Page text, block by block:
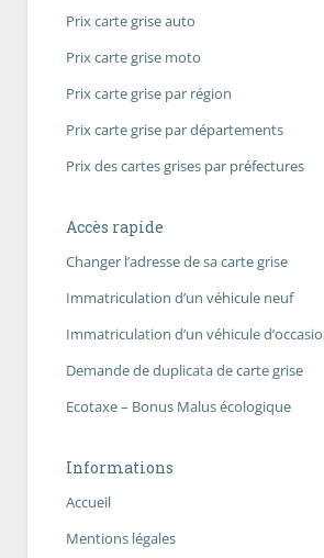
Prix carte grise auto
Prix carte grise moto
Prix carte grise par région
Prix carte grise par départements
Prix des cartes grises par préfectures
Accès rapide
Changer l’adresse de sa carte grise
Immatriculation d’un véhicule neuf
Immatriculation d’un véhicule
Demande de duplicata de carte grise
Ecotaxe – Bonus Malus écologique
Informations
Accueil
Mentions légales